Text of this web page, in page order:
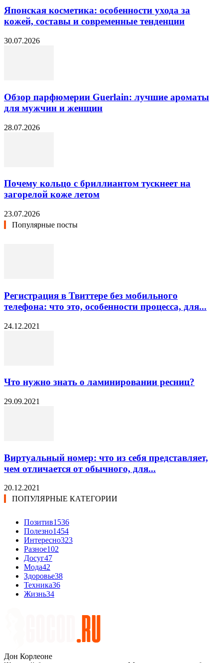
Японская косметика: особенности ухода за
кожей, составы и современные тенденции
30.07.2026
Обзор парфюмерии Guerlain: лучшие ароматы
для мужчин и женщин
28.07.2026
Почему кольцо с бриллиантом тускнеет на
загорелой коже летом
23.07.2026
Популярные посты
Регистрация в Твиттере без мобильного
телефона: что это, особенности процесса, для...
24.12.2021
Что нужно знать о ламинировании ресниц?
29.09.2021
Виртуальный номер: что из себя представляет,
чем отличается от обычного, для...
20.12.2021
ПОПУЛЯРНЫЕ КАТЕГОРИИ
Позитив1536
Полезно1454
Интересно323
Разное102
Досуг47
Мода42
Здоровье38
Техника36
Жизнь34
Дон Корлеоне